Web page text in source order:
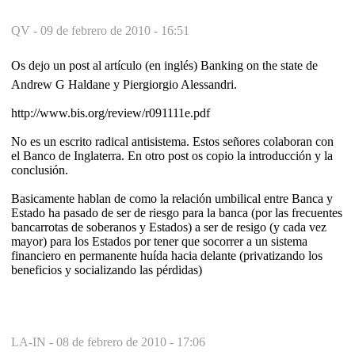
QV - 09 de febrero de 2010 - 16:51
Os dejo un post al artículo (en inglés) Banking on the state de
Andrew G Haldane y Piergiorgio Alessandri.
http://www.bis.org/review/r091111e.pdf
No es un escrito radical antisistema. Estos señores colaboran con
el Banco de Inglaterra. En otro post os copio la introducción y la
conclusión.
Basicamente hablan de como la relación umbilical entre Banca y
Estado ha pasado de ser de riesgo para la banca (por las frecuentes
bancarrotas de soberanos y Estados) a ser de resigo (y cada vez
mayor) para los Estados por tener que socorrer a un sistema
financiero en permanente huída hacia delante (privatizando los
beneficios y socializando las pérdidas)
LA-IN - 08 de febrero de 2010 - 17:06